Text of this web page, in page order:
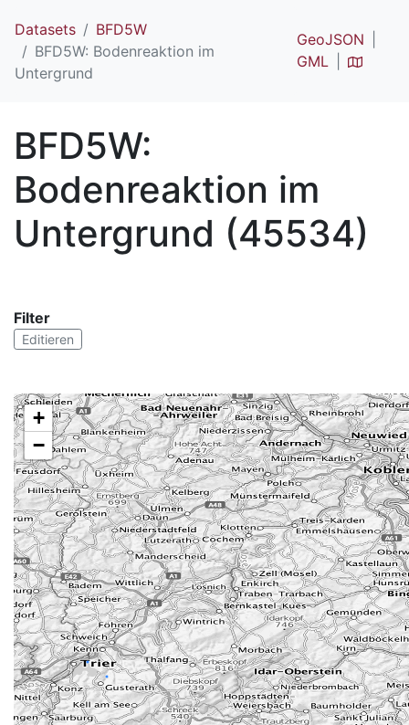
Datasets
BFD5W
BFD5W: Bodenreaktion im
Untergrund
GeoJSON
GML
BFD5W:
Bodenreaktion im
Untergrund (45534)
Filter
Editieren
+
−